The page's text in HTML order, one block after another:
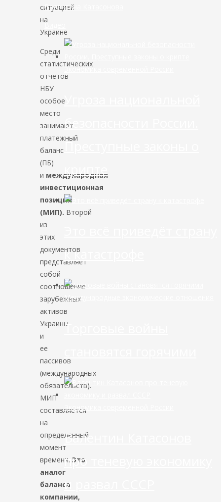
ситуацией
на
Украине
Среди
статистических
отчетов
НБУ
особое
место
занимают
платежный
баланс
(ПБ)
и международная
инвестиционная
позиция
(МИП). Второй
из
этих
документов
представляет
собой
соотношение
зарубежных
активов
Украины
и
ее
пассивов
(международных
обязательств).
МИП
составляется
на
определенный
момент
времени.Это
аналог
баланса
компании,
Валентина Катасонова
Видео
Экономика современной России
Угроза национальной
безопасности России.
Преступные законы о
крипте
к катастрофе
Международные экономические отношения
Торговые войны
Экономика современной России
Валентин Катасонов
про теневую экономику
и развал СССР